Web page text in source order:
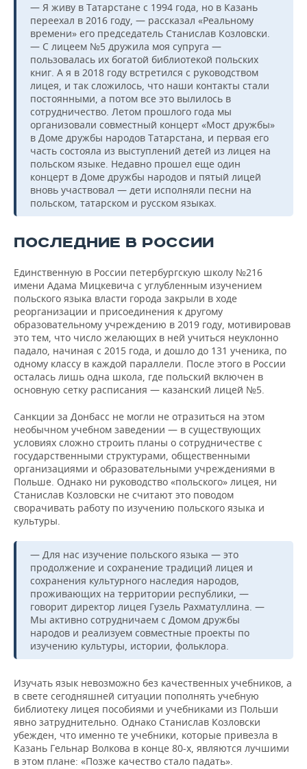
— Я живу в Татарстане с 1994 года, но в Казань
переехал в 2016 году, — рассказал «Реальному
времени» его председатель Станислав Козловски.
— С лицеем №5 дружила моя супруга —
пользовалась их богатой библиотекой польских
книг. А я в 2018 году встретился с руководством
лицея, и так сложилось, что наши контакты стали
постоянными, а потом все это вылилось в
сотрудничество. Летом прошлого года мы
организовали совместный концерт «Мост дружбы»
в Доме дружбы народов Татарстана, и первая его
часть состояла из выступлений детей из лицея на
польском языке. Недавно прошел еще один
концерт в Доме дружбы народов и пятый лицей
вновь участвовал — дети исполняли песни на
польском, татарском и русском языках.
ПОСЛЕДНИЕ В РОССИИ
Единственную в России петербургскую школу №216
имени Адама Мицкевича с углубленным изучением
польского языка власти города закрыли в ходе
реорганизации и присоединения к другому
образовательному учреждению в 2019 году, мотивировав
это тем, что число желающих в ней учиться неуклонно
падало, начиная с 2015 года, и дошло до 131 ученика, по
одному классу в каждой параллели. После этого в России
осталась лишь одна школа, где польский включен в
основную сетку расписания — казанский лицей №5.
Санкции за Донбасс не могли не отразиться на этом
необычном учебном заведении — в существующих
условиях сложно строить планы о сотрудничестве с
государственными структурами, общественными
организациями и образовательными учреждениями в
Польше. Однако ни руководство «польского» лицея, ни
Станислав Козловски не считают это поводом
сворачивать работу по изучению польского языка и
культуры.
— Для нас изучение польского языка — это
продолжение и сохранение традиций лицея и
сохранения культурного наследия народов,
проживающих на территории республики, —
говорит директор лицея Гузель Рахматуллина. —
Мы активно сотрудничаем с Домом дружбы
народов и реализуем совместные проекты по
изучению культуры, истории, фольклора.
Изучать язык невозможно без качественных учебников, а
в свете сегодняшней ситуации пополнять учебную
библиотеку лицея пособиями и учебниками из Польши
явно затруднительно. Однако Станислав Козловски
убежден, что именно те учебники, которые привезла в
Казань Гельнар Волкова в конце 80-х, являются лучшими
в этом плане: «Позже качество стало падать».